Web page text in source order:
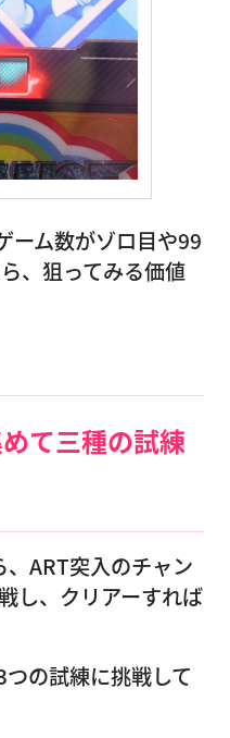
ーム数がゾロ目や99
、狙ってみる価値
て三種の試練
ART突入のチャン
し、クリアーすれば
の試練に挑戦して